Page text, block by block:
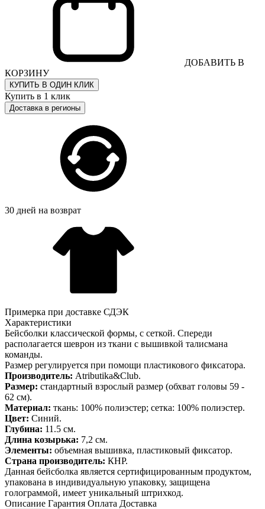
ДОБАВИТЬ В
КОРЗИНУ
КУПИТЬ В ОДИН КЛИК
Купить в 1 клик
Доставка в регионы
30 дней на возврат
Примерка при доставке СДЭК
Характеристики
Бейсболки классической формы, с сеткой. Спереди
располагается шеврон из ткани с вышивкой талисмана
команды.
Размер регулируется при помощи пластикового фиксатора.
Производитель: Atributika&Club.
Размер: стандартный взрослый размер (обхват головы 59 -
62 см).
Материал: ткань: 100% полиэстер; сетка: 100% полиэстер.
Цвет: Синий.
Глубина: 11.5 см.
Длина козырька: 7,2 см.
Элементы: объемная вышивка, пластиковый фиксатор.
Страна производитель: КНР.
Данная бейсболка является сертифицированным продуктом,
упакована в индивидуальную упаковку, защищена
голограммой, имеет уникальный штрихкод.
Описание Гарантия Оплата Доставка